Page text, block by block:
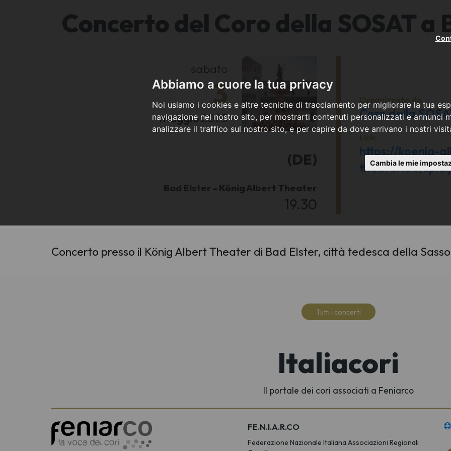
Abbiamo a cuore la tua privacy
Noi usiamo i cookies e altre tecniche di tracciamento per migliorare la tua
navigazione nel nostro sito, per mostrarti contenuti personalizzati e annunci
analizzare il traffico sul nostro sito, e per capire da dove arrivano i nostri
Cambia le mie
Concerto del Coro della SOSAT a
sabato
3
maggio2025
(DE)
Bad Elster - König Albert Theater
19.30
Organizzato da
Coro della
https://koenig-
theater.de/
Concerto presso il König Albert Theater di Bad Elster, città tedesca della
Tutti i concerti
Italiacori
Il portale dei cori associati a Feniarco
FE.N.I.A.R.CO
Federazione Nazionale Italiana Associazioni Regionali